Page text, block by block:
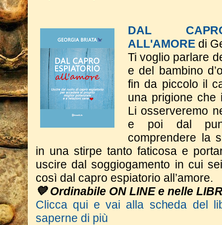
DAL
ALL'AMORE di
Ti voglio parlare
e del bambino
fin da piccolo il
una prigione che
Li osserveremo
e poi dal
comprendere la
in una stirpe tanto faticosa e
uscire dal soggiogamento in cui
così dal capro espiatorio all’amore.
💙 Ordinabile ON LINE e nelle
Clicca qui e vai alla scheda del
saperne di più